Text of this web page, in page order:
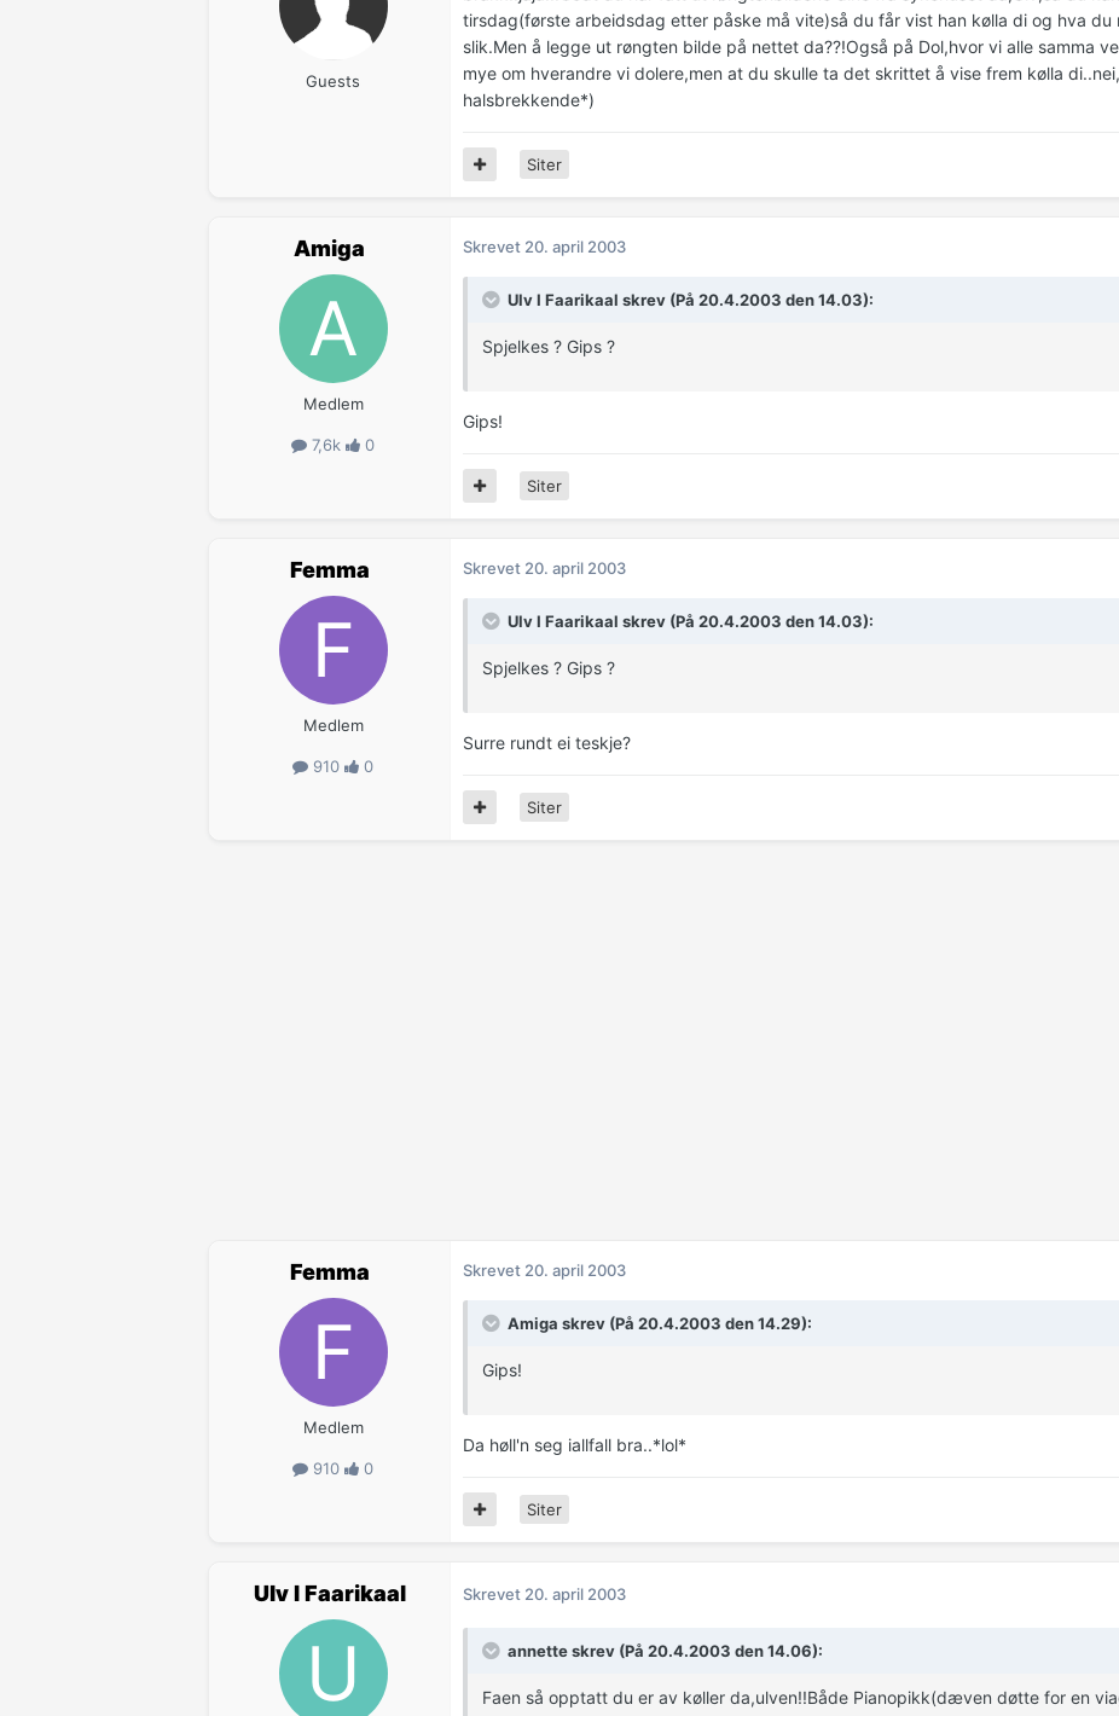
Guests
tirsdag(første arbeidsdag etter påske må vite)så du får vist han kølla di og hva
slik.Men å legge ut røngten bilde på nettet da??!Også på Dol,hvor vi alle samma
mye om hverandre vi dolere,men at du skulle ta det skrittet å vise frem kølla
halsbrekkende*)
Siter
Amiga
Medlem
7,6k 0
Skrevet 20. april 2003
Ulv I Faarikaal skrev (På 20.4.2003 den 14.03):
Spjelkes ? Gips ?
Gips!
Siter
Femma
Medlem
910 0
Skrevet 20. april 2003
Ulv I Faarikaal skrev (På 20.4.2003 den 14.03):
Spjelkes ? Gips ?
Surre rundt ei teskje?
Siter
Femma
Medlem
910 0
Skrevet 20. april 2003
Amiga skrev (På 20.4.2003 den 14.29):
Gips!
Da høll'n seg iallfall bra..*lol*
Siter
Ulv I Faarikaal Skrevet 20. april 2003
annette skrev (På 20.4.2003 den 14.06):
Faen så opptatt du er av køller da,ulven!!Både Pianopikk(dæven døtte for en